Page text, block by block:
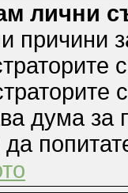
лични
причини
дума за